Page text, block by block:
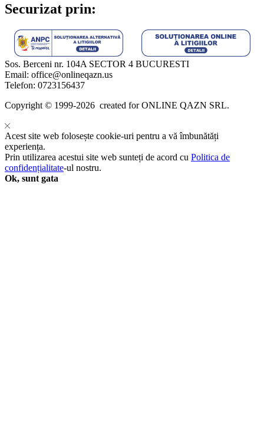
Securizat prin:
Sos. Berceni nr. 104A SECTOR 4 BUCURESTI
Email: office@onlineqazn.us
Telefon: 0723156437
Copyright ©️ 1999-2026 created for ONLINE QAZN SRL.
Acest site web folosește cookie-uri pentru a vă îmbunătăți
experiența.
Prin utilizarea acestui site web sunteți de acord cu Politica de
confidențialitate-ul nostru.
Ok, sunt gata